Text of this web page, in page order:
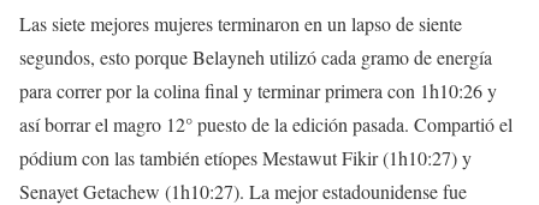
Las siete mejores mujeres terminaron en un lapso de siente
segundos, esto porque Belayneh utilizó cada gramo de energía
para correr por la colina final y terminar primera con 1h10:26 y
así borrar el magro 12° puesto de la edición pasada. Compartió el
pódium con las también etíopes Mestawut Fikir (1h10:27) y
Senayet Getachew (1h10:27). La mejor estadounidense fue